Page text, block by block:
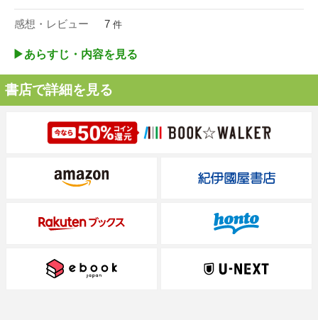
感想・レビュー 7 件
▶︎あらすじ・内容を見る
書店で詳細を見る